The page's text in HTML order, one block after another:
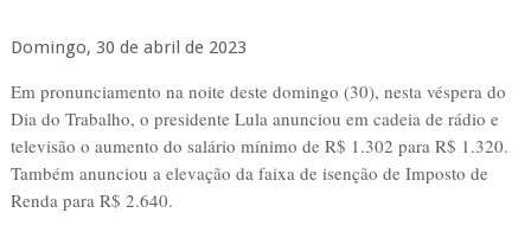
Domingo, 30 de abril de 2023
Em pronunciamento na noite deste domingo (30), nesta véspera do
Dia do Trabalho, o presidente Lula anunciou em cadeia de rádio e
televisão o aumento do salário mínimo de R$ 1.302 para R$ 1.320.
Também anunciou a elevação da faixa de isenção de Imposto de
Renda para R$ 2.640.